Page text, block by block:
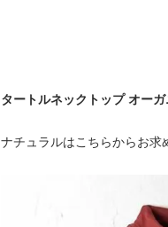
タートルネックトップ オー
ナチュラルはこちらからお